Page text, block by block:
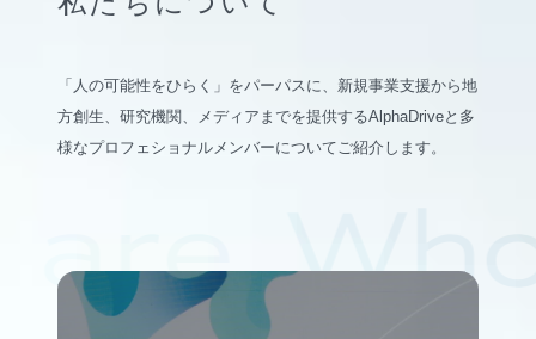
「人の可能性をひらく」をパーパスに、新規事業支援から地
方創生、研究機関、メディアまでを提供するAlphaDriveと多
様なプロフェショナルメンバーについてご紹介します。